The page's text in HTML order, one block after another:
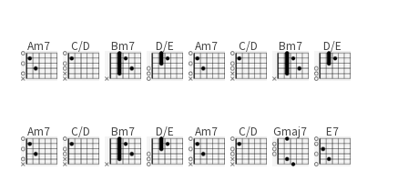
Am7 C/D Bm7 D/E Am7 C/D Bm7 D/E
Am7 C/D Bm7 D/E Am7 C/D Gmaj7 E7